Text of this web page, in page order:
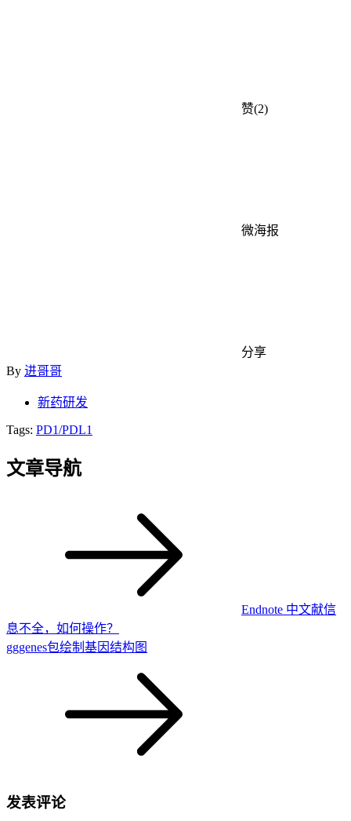
赞(2)
微海报
分享
By 进哥哥
新药研发
Tags: PD1/PDL1
文章导航
Endnote 中文献信
息不全，如何操作？
gggenes包绘制基因结构图
发表评论